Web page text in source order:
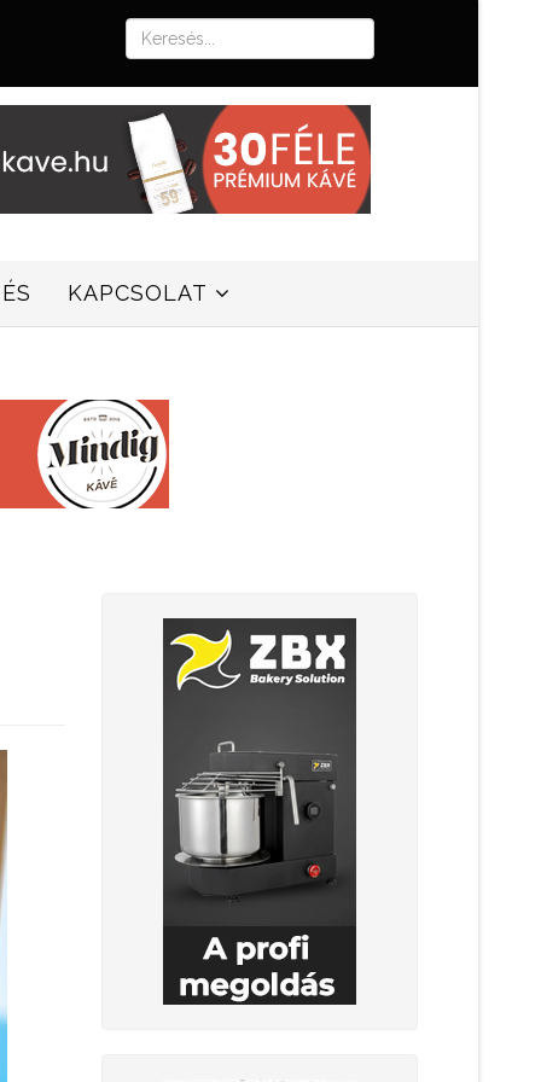
KAPCSOLAT